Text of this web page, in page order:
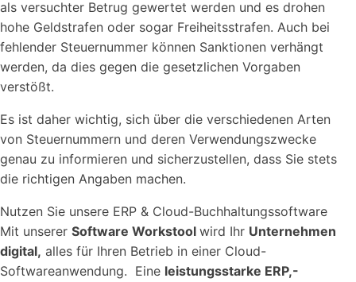
als versuchter Betrug gewertet werden und es drohen
hohe Geldstrafen oder sogar Freiheitsstrafen. Auch bei
fehlender Steuernummer können Sanktionen verhängt
werden, da dies gegen die gesetzlichen Vorgaben
verstößt.
Es ist daher wichtig, sich über die verschiedenen Arten
von Steuernummern und deren Verwendungszwecke
genau zu informieren und sicherzustellen, dass Sie stets
die richtigen Angaben machen.
Nutzen Sie unsere ERP & Cloud-Buchhaltungssoftware
Mit unserer Software Workstool wird Ihr Unternehmen
digital, alles für Ihren Betrieb in einer Cloud-
Softwareanwendung. Eine leistungsstarke ERP,-